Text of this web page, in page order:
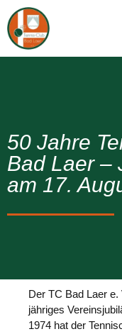
50 Jahre
Bad Laer –
am 17.
Der TC Bad Laer
jähriges
1974 hat der